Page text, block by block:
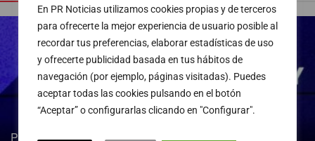
En PR Noticias utilizamos cookies propias y de terceros
para ofrecerte la mejor experiencia de usuario posible al
recordar tus preferencias, elaborar estadísticas de uso
y ofrecerte publicidad basada en tus hábitos de
navegación (por ejemplo, páginas visitadas). Puedes
aceptar todas las cookies pulsando en el botón
“Aceptar” o configurarlas clicando en "Configurar".
Pedro Blanco gana peso en la SER